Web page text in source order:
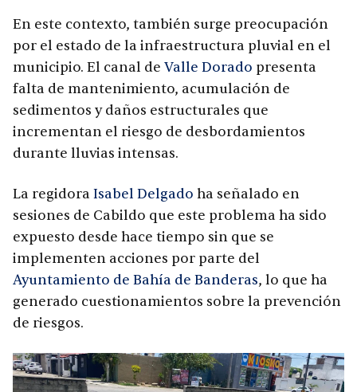
En este contexto, también surge preocupación
por el estado de la infraestructura pluvial en el
municipio. El canal de Valle Dorado presenta
falta de mantenimiento, acumulación de
sedimentos y daños estructurales que
incrementan el riesgo de desbordamientos
durante lluvias intensas.
La regidora Isabel Delgado ha señalado en
sesiones de Cabildo que este problema ha sido
expuesto desde hace tiempo sin que se
implementen acciones por parte del
Ayuntamiento de Bahía de Banderas, lo que ha
generado cuestionamientos sobre la prevención
de riesgos.